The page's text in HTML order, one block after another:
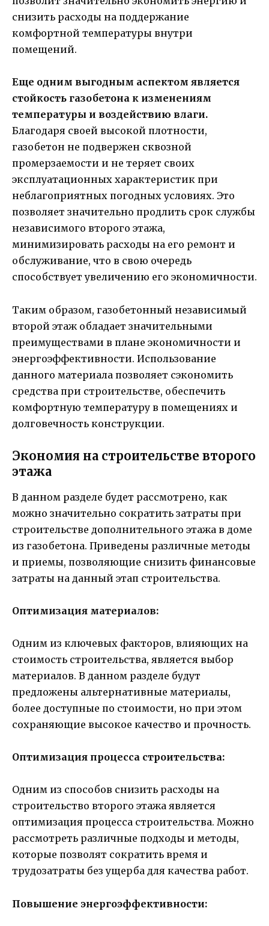
снизить расходы на поддержание
комфортной температуры внутри
помещений.
Еще одним выгодным аспектом является
стойкость газобетона к изменениям
температуры и воздействию влаги.
Благодаря своей высокой плотности,
газобетон не подвержен сквозной
промерзаемости и не теряет своих
эксплуатационных характеристик при
неблагоприятных погодных условиях. Это
позволяет значительно продлить срок службы
независимого второго этажа,
минимизировать расходы на его ремонт и
обслуживание, что в свою очередь
способствует увеличению его экономичности.
Таким образом, газобетонный независимый
второй этаж обладает значительными
преимуществами в плане экономичности и
энергоэффективности. Использование
данного материала позволяет сэкономить
средства при строительстве, обеспечить
комфортную температуру в помещениях и
долговечность конструкции.
Экономия на строительстве второго
этажа
В данном разделе будет рассмотрено, как
можно значительно сократить затраты при
строительстве дополнительного этажа в доме
из газобетона. Приведены различные методы
и приемы, позволяющие снизить финансовые
затраты на данный этап строительства.
Оптимизация материалов:
Одним из ключевых факторов, влияющих на
стоимость строительства, является выбор
материалов. В данном разделе будут
предложены альтернативные материалы,
более доступные по стоимости, но при этом
сохраняющие высокое качество и прочность.
Оптимизация процесса строительства:
Одним из способов снизить расходы на
строительство второго этажа является
оптимизация процесса строительства. Можно
рассмотреть различные подходы и методы,
которые позволят сократить время и
трудозатраты без ущерба для качества работ.
Повышение энергоэффективности: